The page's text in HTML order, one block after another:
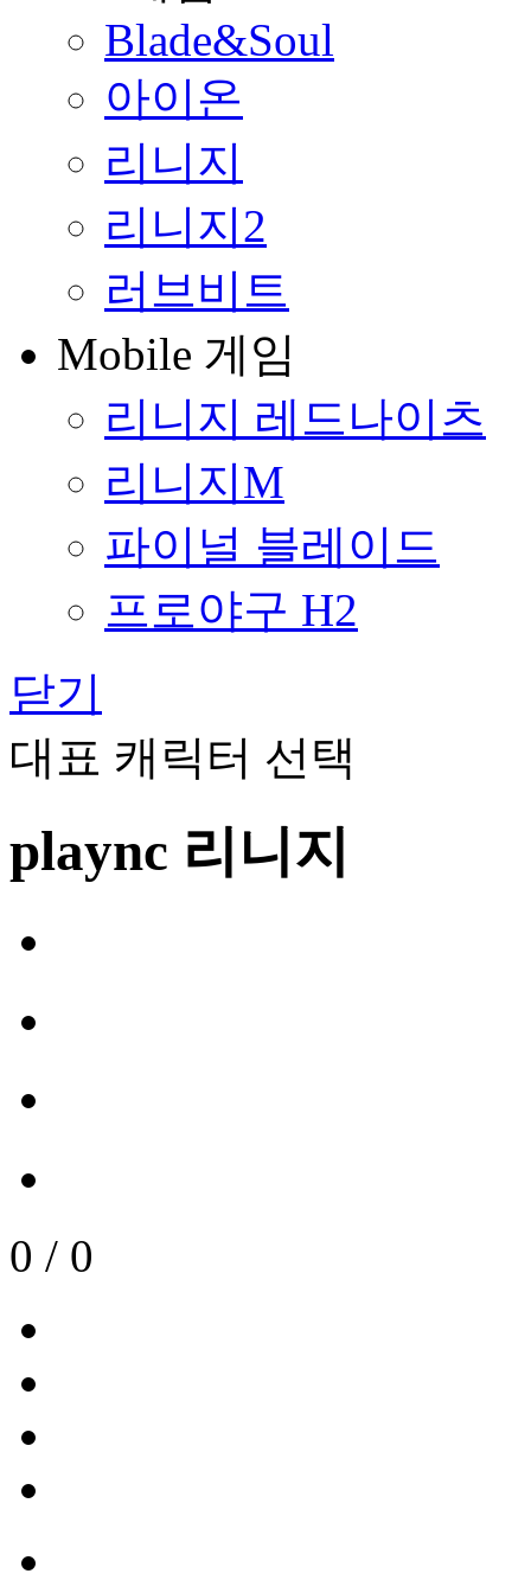
Blade&Soul
아이온
리니지
리니지2
러브비트
Mobile 게임
리니지 레드나이츠
리니지M
파이널 블레이드
프로야구 H2
닫기
대표 캐릭터 선택
plaync 리니지
0 / 0